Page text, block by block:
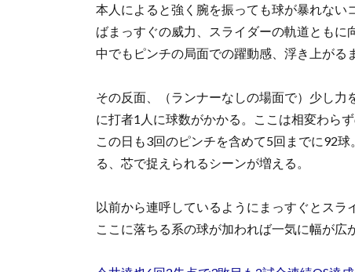
本人によると強く腕を振っても球が暴れない
ばまっすぐの威力、スライダーの軌道ともに
中でもピンチの局面での躍動感、浮き上がる
その反面、（ランナーなしの場面で）少し
に打者1人に球数がかかる。ここは相変わらず
この日も3回のピンチを含めて5回までに92
る、芯で捉えられるシーンが増える。
以前から連呼しているようにまっすぐとスラ
ここに落ちる系の球が加われば一気に幅が広